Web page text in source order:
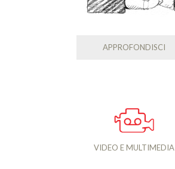
APPROFONDISCI
VIDEO E MULTIMEDIA